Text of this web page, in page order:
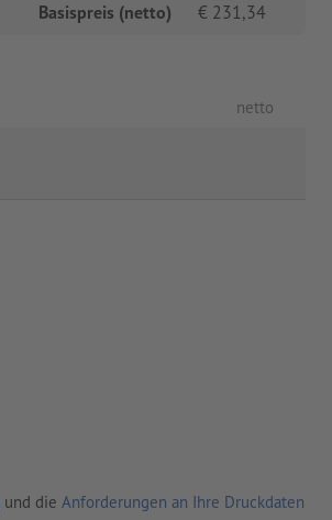
Basispreis (netto) € 231,34
netto
und die Anforderungen an Ihre Druckdaten